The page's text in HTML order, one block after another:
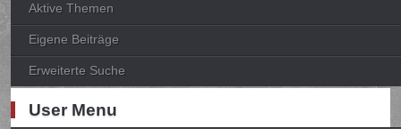
Aktive Themen
Eigene Beiträge
Erweiterte Suche
User Menu